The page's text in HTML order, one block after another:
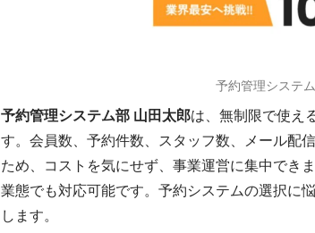
予約管理システ
予約管理システム部 山田太郎は、無制限で使え
す。会員数、予約件数、スタッフ数、メール配
ため、コストを気にせず、事業運営に集中でき
業態でも対応可能です。予約システムの選択に
します。